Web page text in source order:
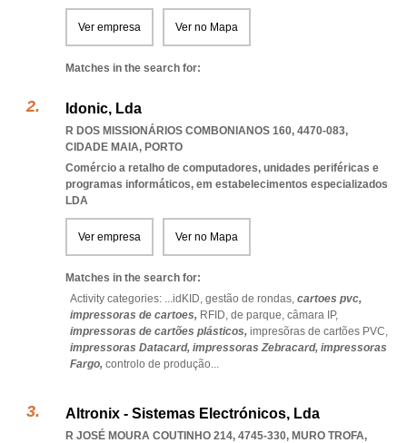
Ver empresa Ver no Mapa
Matches in the search for:
Idonic, Lda
R DOS MISSIONÁRIOS COMBONIANOS 160, 4470-083,
CIDADE MAIA, PORTO
Comércio a retalho de computadores, unidades periféricas e
programas informáticos, em estabelecimentos especializados
LDA
Ver empresa Ver no Mapa
Matches in the search for:
Activity categories: ...idKID, gestão de rondas, cartoes pvc,
impressoras de cartoes, RFID, de parque, câmara IP,
impressoras de cartões plásticos, impresõras de cartões PVC,
impressoras Datacard, impressoras Zebracard, impressoras
Fargo, controlo de produção...
Altronix - Sistemas Electrónicos, Lda
R JOSÉ MOURA COUTINHO 214, 4745-330, MURO TROFA,